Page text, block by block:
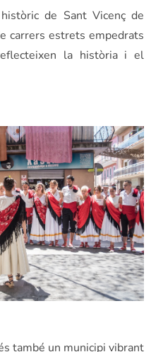
de Sant Vicenç de
carrers estrets empedrats
la història i el
també un municipi vibrant